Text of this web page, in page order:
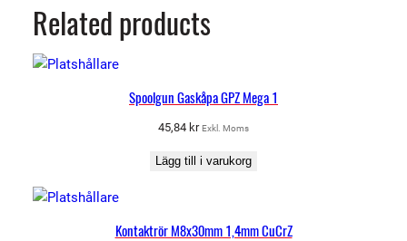
Related products
Spoolgun Gaskåpa GPZ Mega 1
45,84 kr Exkl. Moms
Lägg till i varukorg
Kontaktrör M8x30mm 1,4mm CuCrZ